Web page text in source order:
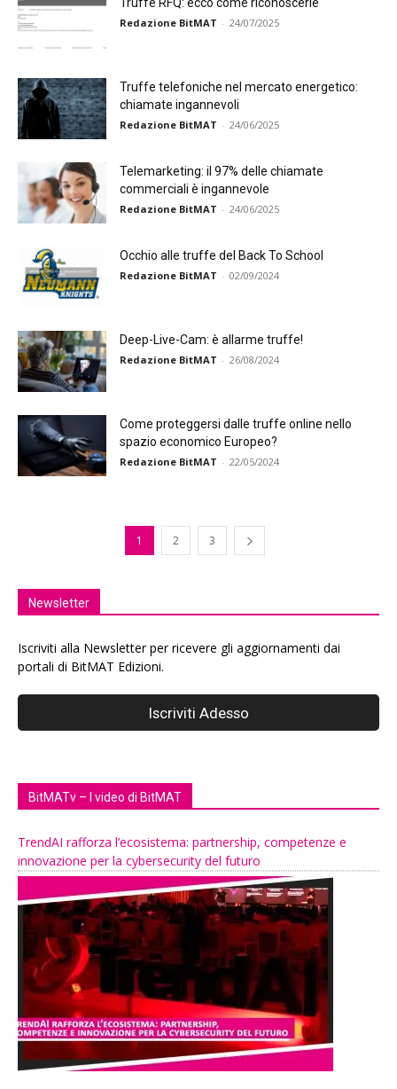
Redazione BitMAT - 24/07/2025
Truffe telefoniche nel mercato energetico:
chiamate ingannevoli
Redazione BitMAT - 24/06/2025
Telemarketing: il 97% delle chiamate
commerciali è ingannevole
Redazione BitMAT - 24/06/2025
Occhio alle truffe del Back To School
Redazione BitMAT - 02/09/2024
Deep-Live-Cam: è allarme truffe!
Redazione BitMAT - 26/08/2024
Come proteggersi dalle truffe online nello
spazio economico Europeo?
Redazione BitMAT - 22/05/2024
1 2 3
Newsletter
Iscriviti alla Newsletter per ricevere gli aggiornamenti dai
portali di BitMAT Edizioni.
BitMATv – I video di BitMAT
TrendAI rafforza l’ecosistema: partnership, competenze e
innovazione per la cybersecurity del futuro